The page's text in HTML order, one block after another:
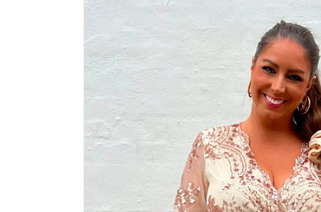
Gå til
produktoplysninger